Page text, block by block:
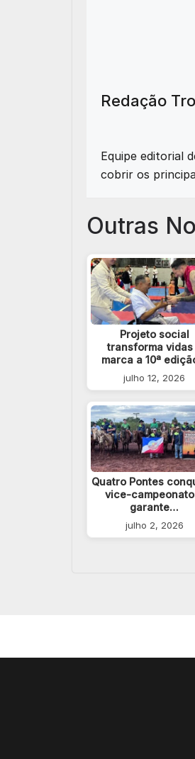
Redação
Equipe editorial
cobrir os
Outras
Projeto social
transforma vidas
marca a 10ª
julho 12, 2026
Quatro Pontes
vice-
garante…
julho 2, 2026